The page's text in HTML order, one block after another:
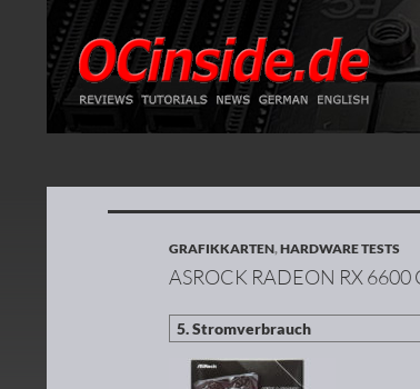
GRAFIKKARTEN,HARDWARE TESTS
ASROCK RADEON RX 6600